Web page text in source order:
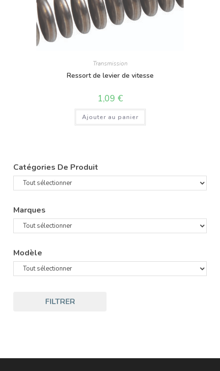
Transmission
Ressort de levier de vitesse
1,09 €
Ajouter au panier
Catégories De Produit
Marques
Modèle
FILTRER